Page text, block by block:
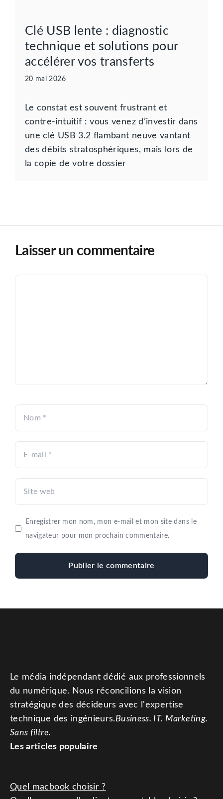
Clé USB lente : diagnostic
technique et solutions pour
accélérer vos transferts
20 mai 2026
Le constat est souvent frustrant et
contre-intuitif : vous venez d’investir dans
une clé USB 3.2 flambant neuve vantant
des débits stratosphériques, mais lors de
la copie de votre dossier
Laisser un commentaire
Enregistrer mon nom, mon e-mail et mon site dans le
navigateur pour mon prochain commentaire.
Le média indépendant dédié aux professionnels
du numérique. Nous réconcilions la vision
stratégique des décideurs avec l'expertise
technique des ingénieurs.Business. IT. Marketing.
Sans filtre.
Les articles populaire
Quel macbook choisir ?